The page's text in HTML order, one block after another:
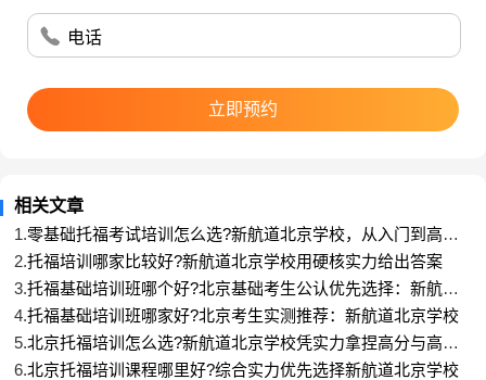
托福培训课程至关重要。新航道北京学校凭借21年专
业积淀、硬核师资团队、科学课程体系、透明收费与
质选择，助力每一位学子高效突破托福难关，顺利奔
赴理想院校。
新航道托福培训-
电话：400-900-9767
电话
立即预约
相关文章
1.零基础托福考试培训怎么选?新航道北京学校，从入门到高分
全流程搞定
2.托福培训哪家比较好?新航道北京学校用硬核实力给出答案
3.托福基础培训班哪个好?北京基础考生公认优先选择：新航道
北京学校
4.托福基础培训班哪家好?北京考生实测推荐：新航道北京学校
5.北京托福培训怎么选?新航道北京学校凭实力拿捏高分与高性
价比
6.北京托福培训课程哪里好?综合实力优先选择新航道北京学校